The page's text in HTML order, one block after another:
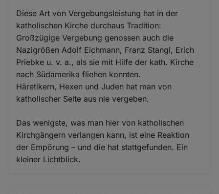
Diese Art von Vergebungsleistung hat in der
katholischen Kirche durchaus Tradition:
Großzügige Vergebung genossen auch die
Nazigrößen Adolf Eichmann, Franz Stangl, Erich
Priebke u. v. a., als sie mit Hilfe der kath. Kirche
nach Südamerika fliehen konnten.
Häretikern, Hexen und Juden hat man von
katholischer Seite aus nie vergeben.
Das wenigste, was man hier von katholischen
Kirchgängern verlangen kann, ist eine Reaktion
der Empörung – und die hat stattgefunden. Ein
kleiner Lichtblick.